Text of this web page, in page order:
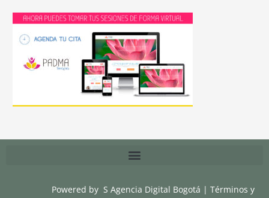
Powered by S Agencia Digital Bogotá |Términos y